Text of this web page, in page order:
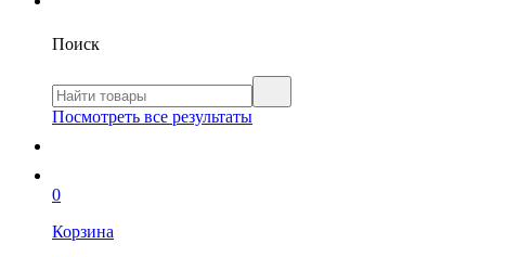
Поиск
Посмотреть все результаты
0
Корзина